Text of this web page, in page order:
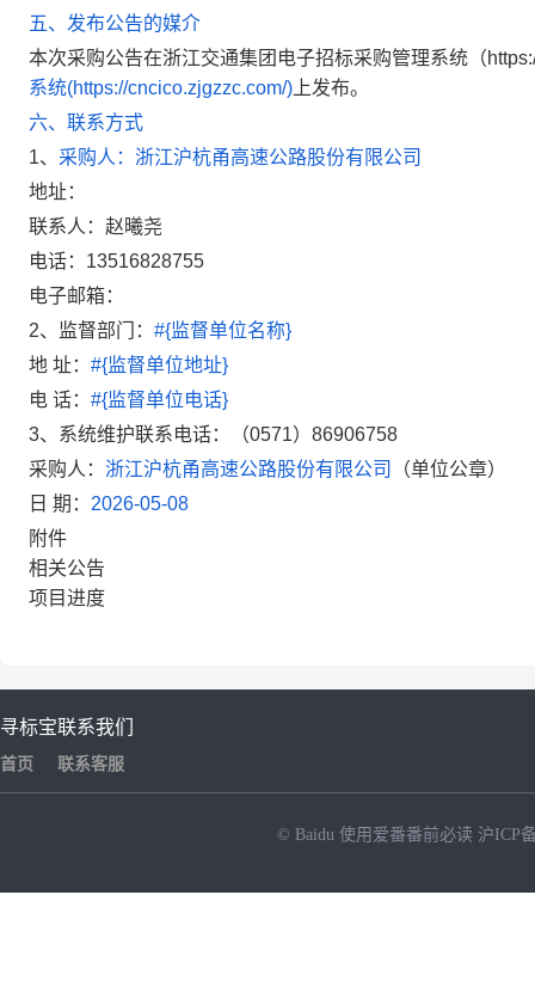
五、发布公告的媒介
本次采购公告在浙江交通集团电子招标采购管理系统（
系统(https://cncico.zjgzzc.com/) 上发布。
六、联系方式
1、 采购人：浙江沪杭甬高速公路股份有限公司
地址：
联系人：赵曦尧
电话：13516828755
电子邮箱：
2、监督部门： #{监督单位名称}
地 址： #{监督单位地址}
电 话： #{监督单位电话}
3、 系统维护联系电话： （0571）86906758
采购人： 浙江沪杭甬高速公路股份有限公司
（单位公章）
日 期： 2026-05-08
附件
相关公告
项目进度
寻标宝
首页
联系我们
联系客服
© Baidu 使用爱番番前必读 沪ICP